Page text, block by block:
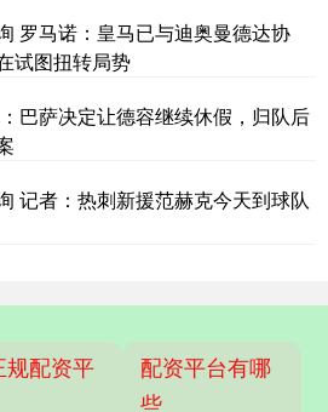
罗马诺：皇马已与迪奥曼德达协
试图扭转局势
巴萨决定让德容继续休假，归队后
记者：热刺新援范赫克今天到球队
规配资平
配资平台有哪
些